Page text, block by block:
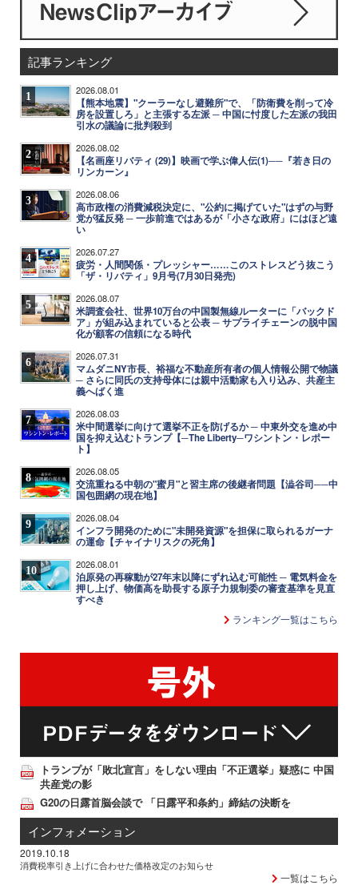
記事ランキング
1 2026.08.01
【熊本地震】"クーラーなし避難所"で、「防衛費を削って冷
房を設置しろ」と主張する左派 ─ 中国に忖度した左派の我田
引水の議論に批判殺到
2 2026.08.02
【名画座リバティ (29)】映画で学ぶ偉人伝(1)──『若き日の
リンカーン』
3 2026.08.06
高市政権の消費減税決定に、"公約に掲げていた"はずの与野
党が猛反発 ─ 一歩前進ではあるが「小さな政府」にはほど遠
い
4 2026.07.27
疲労・人間関係・プレッシャー……このストレスどう抜こう
「ザ・リバティ」9月号(7月30日発売)
5 2026.08.07
米調査会社、世界10万台の中国製無線ルーターに「バックド
ア」が組み込まれていると公表 ─ サプライチェーンの脱中国
化が顧客の信頼になる時代
6 2026.07.31
マムダニNY市長、裕福な不動産所有者の個人情報公開で物議
─ さらに同氏の支持母体には親中活動家も入り込み、共産主
義へばく進
7 2026.08.03
米中間選挙に向けて選挙不正を防げるか ─ 中東外交を進め中
国を抑え込むトランプ【─The Liberty─ワシントン・レポー
ト】
8 2026.08.05
交流重ねる中朝の"蜜月"と習主席の後継者問題【澁谷司──中
国包囲網の現在地】
9 2026.08.04
インフラ開発のために"未開発資源"を担保に取られるガーナ
の運命【チャイナリスクの死角】
10 2026.08.01
泊原発の再稼動が27年末以降にずれ込む可能性 ─ 電気料金を
押し上げ、物価高を助長する原子力規制委の審査基準を見直
すべき
ランキング一覧はこちら
トランプが「敗北宣言」をしない理由「不正選挙」疑惑に 中国
共産党の影
G20の日露首脳会談で 「日露平和条約」締結の決断を
インフォメーション
2019.10.18
消費税率引き上げに合わせた価格改定のお知らせ
一覧はこちら